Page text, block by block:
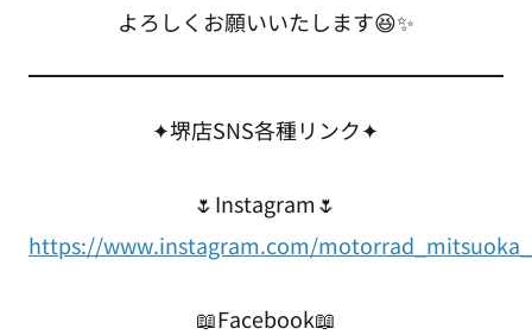
よろしくお願いいたします😆✨
✦堺店SNS各種リンク✦
🌷Instagram🌷
https://www.instagram.com/
📖Facebook📖